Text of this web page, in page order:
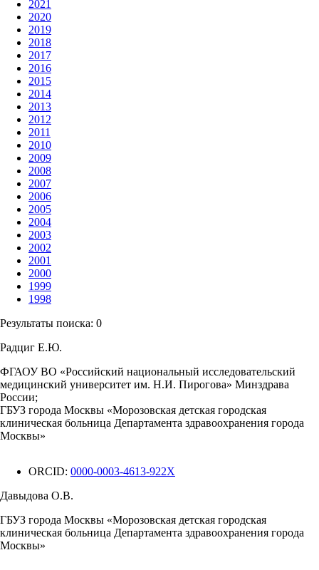
2021
2020
2019
2018
2017
2016
2015
2014
2013
2012
2011
2010
2009
2008
2007
2006
2005
2004
2003
2002
2001
2000
1999
1998
Результаты поиска: 0
Радциг Е.Ю.
ФГАОУ ВО «Российский национальный исследовательский
медицинский университет им. Н.И. Пирогова» Минздрава
России;
ГБУЗ города Москвы «Морозовская детская городская
клиническая больница Департамента здравоохранения города
Москвы»
ORCID: 0000-0003-4613-922X
Давыдова О.В.
ГБУЗ города Москвы «Морозовская детская городская
клиническая больница Департамента здравоохранения города
Москвы»